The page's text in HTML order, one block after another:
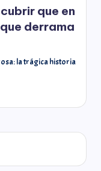
que en
derrama
la trágica historia